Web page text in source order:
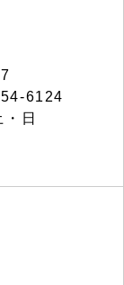
6124
日